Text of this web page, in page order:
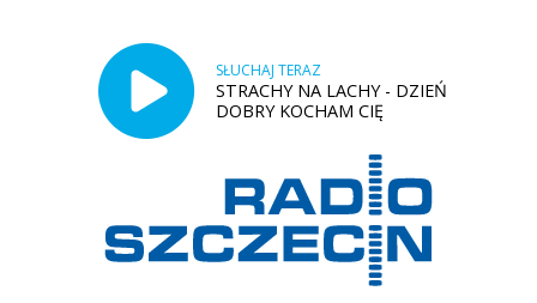
SŁUCHAJ TERAZ
STRACHY NA LACHY - DZIEŃ
DOBRY KOCHAM CIĘ